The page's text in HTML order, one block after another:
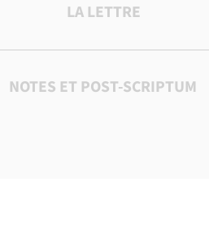
LA LETTRE
NOTES ET POST-SCRIPTUM